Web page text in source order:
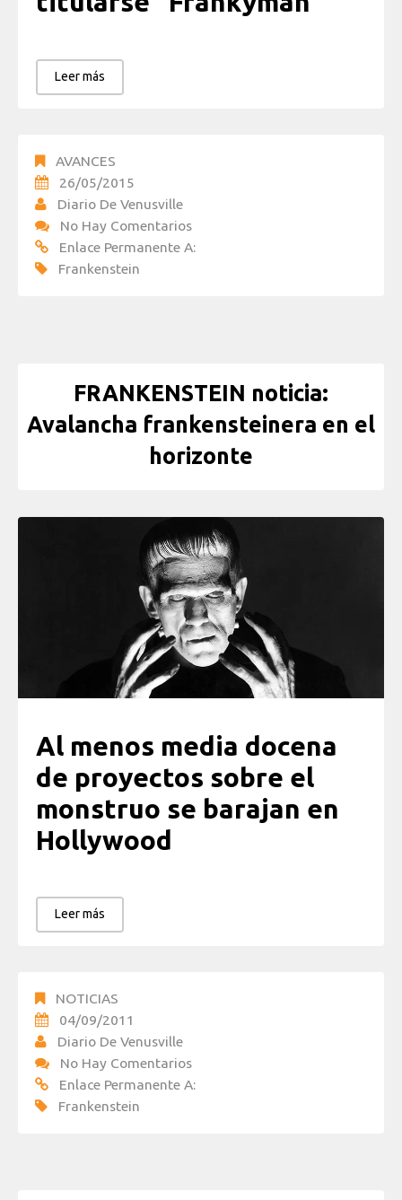
Leer más
AVANCES
26/05/2015
Diario De Venusville
No Hay Comentarios
Enlace Permanente A:
Frankenstein
FRANKENSTEIN noticia:
Avalancha frankensteinera en el
horizonte
Al menos media docena
de proyectos sobre el
monstruo se barajan en
Hollywood
Leer más
NOTICIAS
04/09/2011
Diario De Venusville
No Hay Comentarios
Enlace Permanente A:
Frankenstein